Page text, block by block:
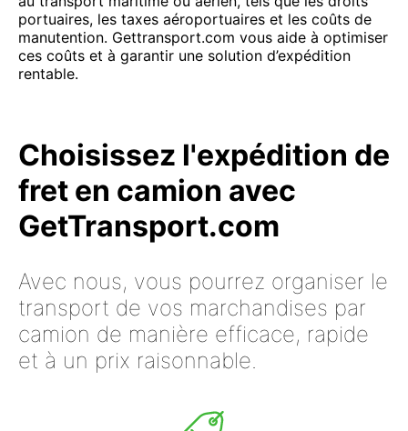
portuaires, les taxes aéroportuaires et les coûts de
manutention. Gettransport.com vous aide à optimiser
ces coûts et à garantir une solution d’expédition
rentable.
Choisissez l'expédition de
fret en camion avec
GetTransport.com
Avec nous, vous pourrez organiser le
transport de vos marchandises par
camion de manière efficace, rapide
et à un prix raisonnable.